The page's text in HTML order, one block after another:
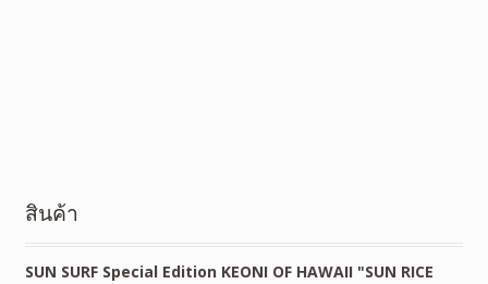
สินค้า
SUN SURF Special Edition KEONI OF HAWAII "SUN RICE